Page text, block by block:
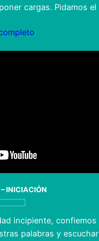
cargas. Pidamos
– INICIACIÓN
incipiente, confiemos
palabras y